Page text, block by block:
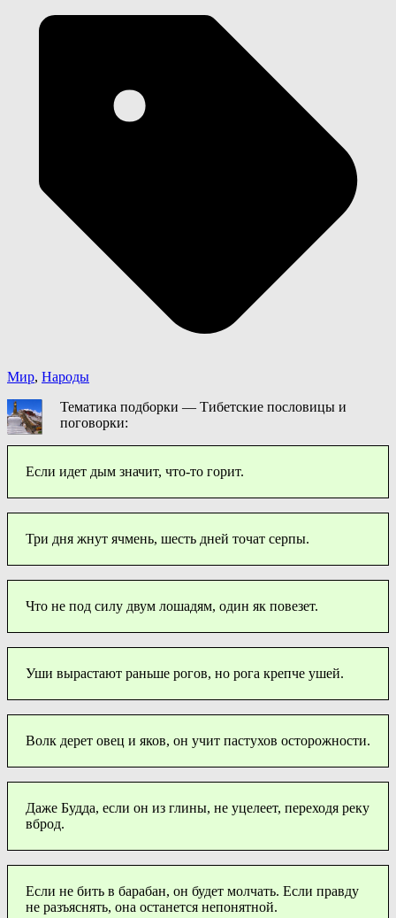
Мир, Народы
Тематика подборки — Тибетские пословицы и
поговорки:
Если идет дым значит, что-то горит.
Три дня жнут ячмень, шесть дней точат серпы.
Что не под силу двум лошадям, один як повезет.
Уши вырастают раньше рогов, но рога крепче ушей.
Волк дерет овец и яков, он учит пастухов осторожности.
Даже Будда, если он из глины, не уцелеет, переходя реку
вброд.
Если не бить в барабан, он будет молчать. Если правду
не разъяснять, она останется непонятной.